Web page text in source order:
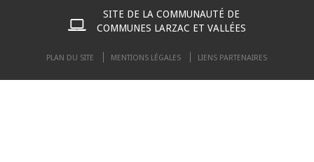
SITE DE LA COMMUNAUTÉ DE
COMMUNES LARZAC ET VALLÉES
PLAN DU SITE MENTIONS LÉGALES LIENS PARTENAIRES